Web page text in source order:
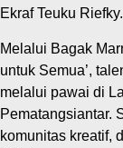
Ekraf Teuku Riefky.
Melalui Bagak
untuk Semua’,
melalui pawai di
Pematangsiantar.
komunitas kreatif,